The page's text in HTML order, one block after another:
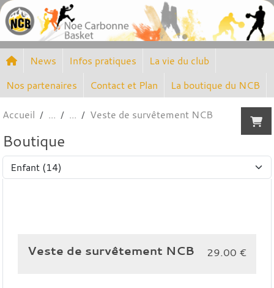
News Infos pratiques
La vie du club
Nos partenaires
Contact et Plan La boutique du NCB
Accueil Veste de survêtement NCB
Boutique
Veste de survêtement NCB 29.00 €
Panneau de gestion des cookies